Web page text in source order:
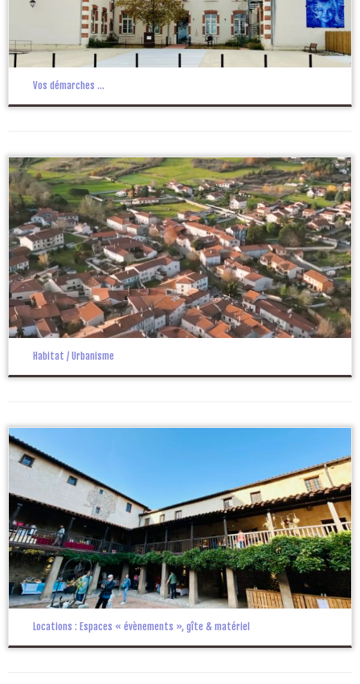
Vos démarches …
Habitat / Urbanisme
Locations : Espaces « évènements », gîte & matériel